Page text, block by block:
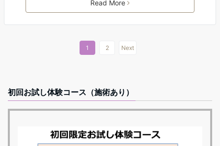
Read More
1 2 Next
初回お試し体験コース（施術あり）